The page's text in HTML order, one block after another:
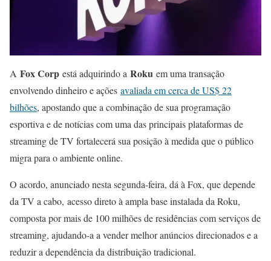
A Fox Corp está adquirindo a Roku em uma transação
envolvendo dinheiro e ações avaliada em cerca de US$ 22
bilhões, apostando que a combinação de sua programação
esportiva e de notícias com uma das principais plataformas de
streaming de TV fortalecerá sua posição à medida que o público
migra para o ambiente online.
O acordo, anunciado nesta segunda-feira, dá à Fox, que depende
da TV a cabo, acesso direto à ampla base instalada da Roku,
composta por mais de 100 milhões de residências com serviços de
streaming, ajudando-a a vender melhor anúncios direcionados e a
reduzir a dependência da distribuição tradicional.